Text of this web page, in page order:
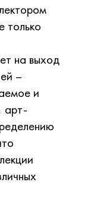
только
на выход
–
и
арт-